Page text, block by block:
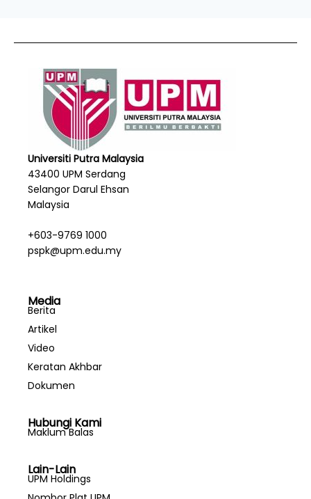
Universiti Putra Malaysia
43400 UPM Serdang
Selangor Darul Ehsan
Malaysia
+603-9769 1000
pspk@upm.edu.my
Media
Berita
Artikel
Video
Keratan Akhbar
Dokumen
Hubungi Kami
Maklum Balas
Lain-Lain
UPM Holdings